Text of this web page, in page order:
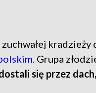
kradzieży
. Grupa
się przez